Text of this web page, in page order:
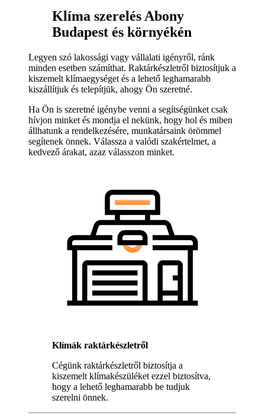
Klíma szerelés Abony
Budapest és környékén
Legyen szó lakossági vagy vállalati igényről, ránk
minden esetben számíthat. Raktárkészletről biztosítjuk a
kiszemelt klímaegységet és a lehető leghamarabb
kiszállítjuk és telepítjük, ahogy Ön szeretné.
Ha Ön is szeretné igénybe venni a segítségünket csak
hívjon minket és mondja el nekünk, hogy hol és miben
állhatunk a rendelkezésére, munkatársaink örömmel
segítenek önnek. Válassza a valódi szakértelmet, a
kedvező árakat, azaz válasszon minket.
Klímák raktárkészletről
Cégünk raktárkészletről biztosítja a
kiszemelt klímakészüléket ezzel biztosítva,
hogy a lehető leghamarabb be tudjuk
szerelni önnek.